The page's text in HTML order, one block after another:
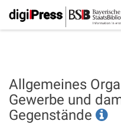
Allgemeines
Gewerbe und
Gegenstände